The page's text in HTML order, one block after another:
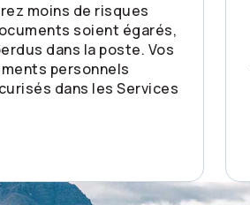
moins de risques
soient égarés,
dans la poste. Vos
personnels
dans les Services